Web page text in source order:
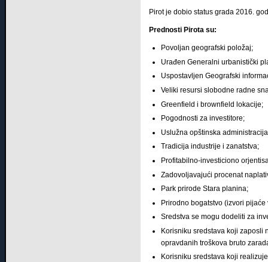
Pirot je dobio status grada 2016.
Prednosti Pirota su:
Povoljan geografski položaj;
Urađen Generalni urbanistički
Uspostavljen Geografski
Veliki resursi slobodne radne
Greenfield i brownfield lokacije;
Pogodnosti za investitore;
Uslužna opštinska
Tradicija industrije i zanatstva;
Profitabilno-investiciono
Zadovoljavajući procenat
Park prirode Stara planina;
Prirodno bogatstvo (izvori
Sredstva se mogu dodeliti za
Korisniku sredstava koji zaposli
opravdanih troškova bruto
Korisniku sredstava koji